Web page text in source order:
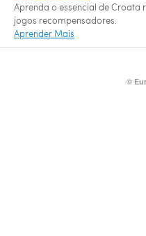
Aprenda o essencial de Croata
jogos recompensadores.
Aprender Mais
©